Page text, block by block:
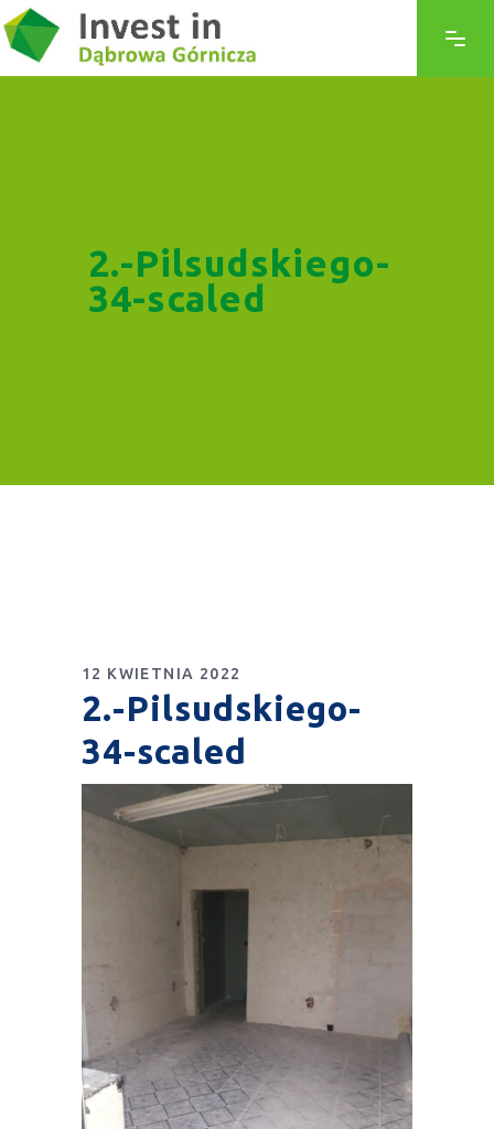
2.-Pilsudskiego-
34-scaled
12 KWIETNIA 2022
2.-Pilsudskiego-
34-scaled